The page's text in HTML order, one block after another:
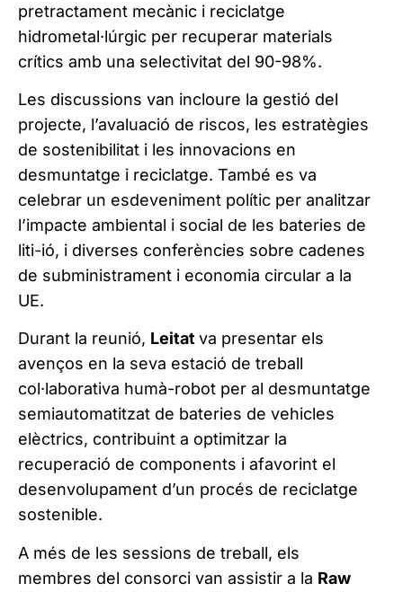
pretractament mecànic i reciclatge
hidrometal·lúrgic per recuperar materials
crítics amb una selectivitat del 90-98%.
Les discussions van incloure la gestió del
projecte, l’avaluació de riscos, les estratègies
de sostenibilitat i les innovacions en
desmuntatge i reciclatge. També es va
celebrar un esdeveniment polític per analitzar
l’impacte ambiental i social de les bateries de
liti-ió, i diverses conferències sobre cadenes
de subministrament i economia circular a la
UE.
Durant la reunió, Leitatva presentar els
avenços en la seva estació de treball
col·laborativa humà-robot per al desmuntatge
semiautomatitzat de bateries de vehicles
elèctrics, contribuint a optimitzar la
recuperació de components i afavorint el
desenvolupament d’un procés de reciclatge
sostenible.
A més de les sessions de treball, els
membres del consorci van assistir a la Raw